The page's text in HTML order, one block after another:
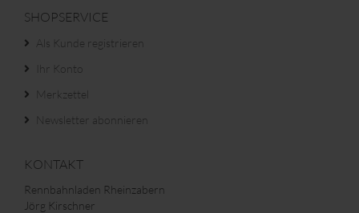
SHOPSERVICE
Als Kunde registrieren
Ihr Konto
Merkzettel
Newsletter abonnieren
KONTAKT
Rennbahnladen Rheinzabern
Jörg Kirschner